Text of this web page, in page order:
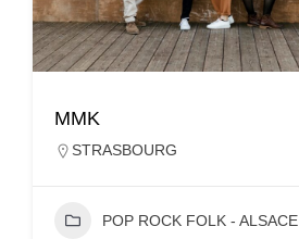
MMK
STRASBOURG
POP ROCK FOLK - ALSACE